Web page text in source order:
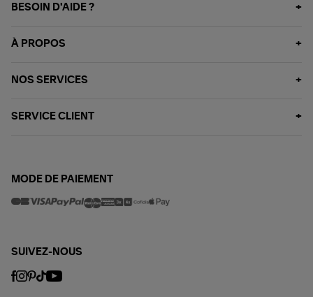
BESOIN D'AIDE ?
À PROPOS
NOS SERVICES
SERVICE CLIENT
MODE DE PAIEMENT
SUIVEZ-NOUS